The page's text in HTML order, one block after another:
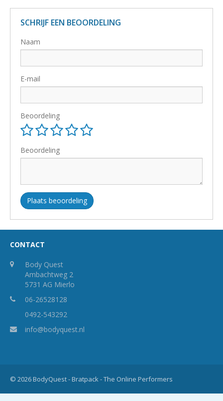
SCHRIJF EEN BEOORDELING
Naam
E-mail
Beoordeling
Beoordeling
Plaats beoordeling
CONTACT
Body Quest
Ambachtweg 2
5731 AG Mierlo
06-26528128
0492-543292
info@bodyquest.nl
© 2026 BodyQuest -Bratpack - The Online Performers